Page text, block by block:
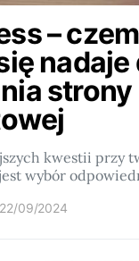
–
nadaje
strony
kwestii przy
wybór
22/09/2024